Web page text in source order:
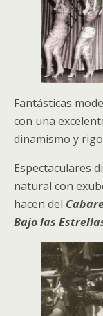
Fantásticas
con una
dinamismo y
Espectaculares
natural con
hacen del
Bajo las